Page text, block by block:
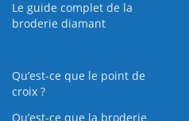
Le guide complet de la
broderie diamant
Qu’est-ce que le point de
croix ?
Qu’est-ce que la broderie